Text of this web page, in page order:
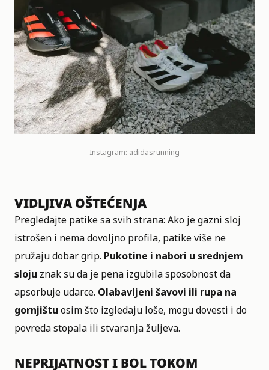
Instagram: adidasrunning
VIDLJIVA OŠTEĆENJA
Pregledajte patike sa svih strana: Ako je gazni sloj
istrošen i nema dovoljno profila, patike više ne
pružaju dobar grip. Pukotine i nabori u srednjem
sloju znak su da je pena izgubila sposobnost da
apsorbuje udarce. Olabavljeni šavovi ili rupa na
gornjištu osim što izgledaju loše, mogu dovesti i do
povreda stopala ili stvaranja žuljeva.
NEPRIJATNOST I BOL TOKOM